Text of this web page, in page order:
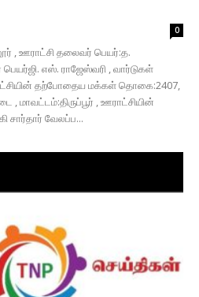
0
, ஊராட்சி தலைவர் பெயர்:த.
எஸ். ராஜேஸ்வரி , வார்டுகள்
தற்போதைய மக்கள் தொகை:2407,
, மாவட்டம்:திருப்பூர் , ஊராட்சியின்
சார்தார் வேலப்ப...